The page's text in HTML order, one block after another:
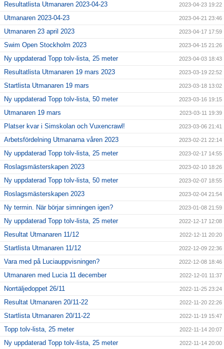
Resultatlista Utmanaren 2023-04-23 2023-04-23 19:22
Utmanaren 2023-04-23 2023-04-21 23:46
Utmanaren 23 april 2023 2023-04-17 17:59
Swim Open Stockholm 2023 2023-04-15 21:26
Ny uppdaterad Topp tolv-lista, 25 meter 2023-04-03 18:43
Resultatlista Utmanaren 19 mars 2023 2023-03-19 22:52
Startlista Utmanaren 19 mars 2023-03-18 13:02
Ny uppdaterad Topp tolv-lista, 50 meter 2023-03-16 19:15
Utmanaren 19 mars 2023-03-11 19:39
Platser kvar i Simskolan och Vuxencrawl! 2023-03-06 21:41
Arbetsfördelning Utmanarna våren 2023 2023-02-21 22:14
Ny uppdaterad Topp tolv-lista, 25 meter 2023-02-17 14:55
Roslagsmästerskapen 2023 2023-02-10 18:26
Ny uppdaterad Topp tolv-lista, 50 meter 2023-02-07 18:55
Roslagsmästerskapen 2023 2023-02-04 21:54
Ny termin. När börjar simningen igen? 2023-01-08 21:59
Ny uppdaterad Topp tolv-lista, 25 meter 2022-12-17 12:08
Resultat Utmanaren 11/12 2022-12-11 20:20
Startlista Utmanaren 11/12 2022-12-09 22:36
Vara med på Luciauppvisningen? 2022-12-08 18:46
Utmanaren med Lucia 11 december 2022-12-01 11:37
Norrtäljedoppet 26/11 2022-11-25 23:24
Resultat Utmanaren 20/11-22 2022-11-20 22:26
Startlista Utmanaren 20/11-22 2022-11-19 15:47
Topp tolv-lista, 25 meter 2022-11-14 20:07
Ny uppdaterad Topp tolv-lista, 25 meter 2022-11-14 20:00